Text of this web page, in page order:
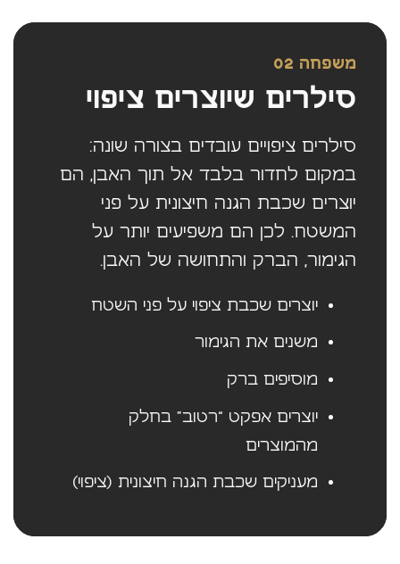
משפחה 02
סילרים שיוצרים ציפוי
סילרים ציפויים עובדים בצורה שונה:
במקום לחדור בלבד אל תוך האבן, הם
יוצרים שכבת הגנה חיצונית על פני
המשטח. לכן הם משפיעים יותר על
הגימור, הברק והתחושה של האבן.
יוצרים שכבת ציפוי על פני השטח
משנים את הגימור
מוסיפים ברק
יוצרים אפקט “רטוב” בחלק
מהמוצרים
מעניקים שכבת הגנה חיצונית (ציפוי)